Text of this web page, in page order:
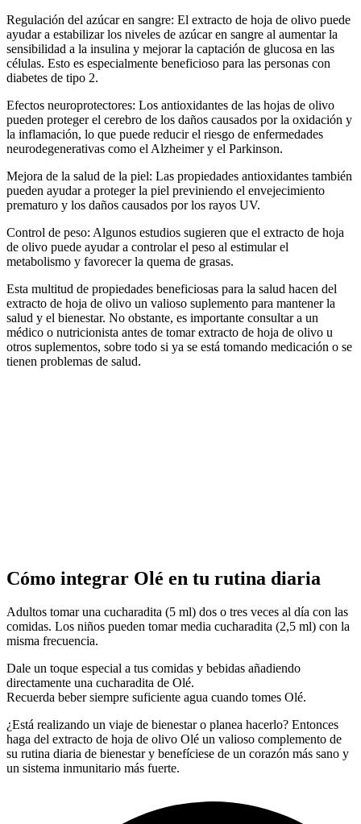
Regulación del azúcar en sangre: El extracto de hoja de olivo puede
ayudar a estabilizar los niveles de azúcar en sangre al aumentar la
sensibilidad a la insulina y mejorar la captación de glucosa en las
células. Esto es especialmente beneficioso para las personas con
diabetes de tipo 2.
Efectos neuroprotectores: Los antioxidantes de las hojas de olivo
pueden proteger el cerebro de los daños causados por la oxidación y
la inflamación, lo que puede reducir el riesgo de enfermedades
neurodegenerativas como el Alzheimer y el Parkinson.
Mejora de la salud de la piel: Las propiedades antioxidantes también
pueden ayudar a proteger la piel previniendo el envejecimiento
prematuro y los daños causados por los rayos UV.
Control de peso: Algunos estudios sugieren que el extracto de hoja
de olivo puede ayudar a controlar el peso al estimular el
metabolismo y favorecer la quema de grasas.
Esta multitud de propiedades beneficiosas para la salud hacen del
extracto de hoja de olivo un valioso suplemento para mantener la
salud y el bienestar. No obstante, es importante consultar a un
médico o nutricionista antes de tomar extracto de hoja de olivo u
otros suplementos, sobre todo si ya se está tomando medicación o se
tienen problemas de salud.
Cómo integrar Olé en tu rutina diaria
Adultos tomar una cucharadita (5 ml) dos o tres veces al día con las
comidas. Los niños pueden tomar media cucharadita (2,5 ml) con la
misma frecuencia.
Dale un toque especial a tus comidas y bebidas añadiendo
directamente una cucharadita de Olé.
Recuerda beber siempre suficiente agua cuando tomes Olé.
¿Está realizando un viaje de bienestar o planea hacerlo? Entonces
haga del extracto de hoja de olivo Olé un valioso complemento de
su rutina diaria de bienestar y benefíciese de un corazón más sano y
un sistema inmunitario más fuerte.